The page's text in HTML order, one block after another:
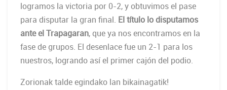
logramos la victoria por 0-2, y obtuvimos el pase
para disputar la gran final. El título lo disputamos
ante el Trapagaran, que ya nos encontramos en la
fase de grupos. El desenlace fue un 2-1 para los
nuestros, logrando así el primer cajón del podio.
Zorionak talde egindako lan bikainagatik!